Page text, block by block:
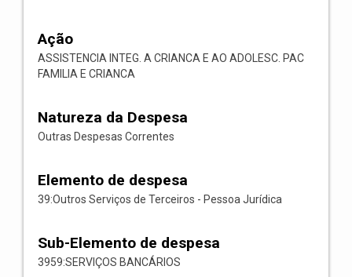
Ação
ASSISTENCIA INTEG. A CRIANCA E AO ADOLESC. PAC
FAMILIA E CRIANCA
Natureza da Despesa
Outras Despesas Correntes
Elemento de despesa
39:Outros Serviços de Terceiros - Pessoa Jurídica
Sub-Elemento de despesa
3959:SERVIÇOS BANCÁRIOS